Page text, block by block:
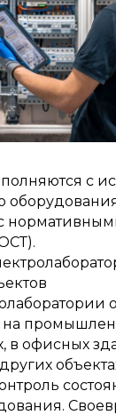
с
на
в офисных